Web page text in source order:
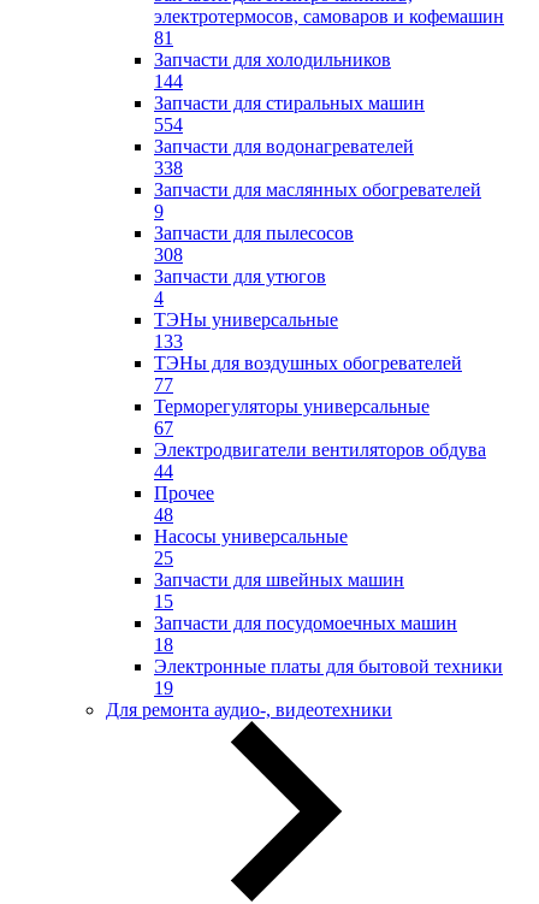
электротермосов, самоваров и кофемашин
81
Запчасти для холодильников
144
Запчасти для стиральных машин
554
Запчасти для водонагревателей
338
Запчасти для маслянных обогревателей
9
Запчасти для пылесосов
308
Запчасти для утюгов
4
ТЭНы универсальные
133
ТЭНы для воздушных обогревателей
77
Терморегуляторы универсальные
67
Электродвигатели вентиляторов обдува
44
Прочее
48
Насосы универсальные
25
Запчасти для швейных машин
15
Запчасти для посудомоечных машин
18
Электронные платы для бытовой техники
19
Для ремонта аудио-, видеотехники